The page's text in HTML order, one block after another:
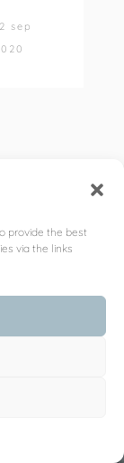
provide the best
via the links
sep